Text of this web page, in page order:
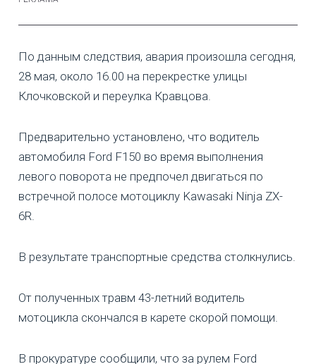
По данным следствия, авария произошла сегодня,
28 мая, около 16.00 на перекрестке улицы
Клочковской и переулка Кравцова.
Предварительно установлено, что водитель
автомобиля Ford F150 во время выполнения
левого поворота не предпочел двигаться по
встречной полосе мотоциклу Kawasaki Ninja ZX-
6R.
В результате транспортные средства столкнулись.
От полученных травм 43-летний водитель
мотоцикла скончался в карете скорой помощи.
В прокуратуре сообщили, что за рулем Ford